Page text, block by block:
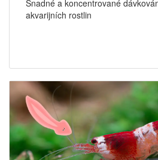
Snadné a koncentrované
akvarijních rostlin